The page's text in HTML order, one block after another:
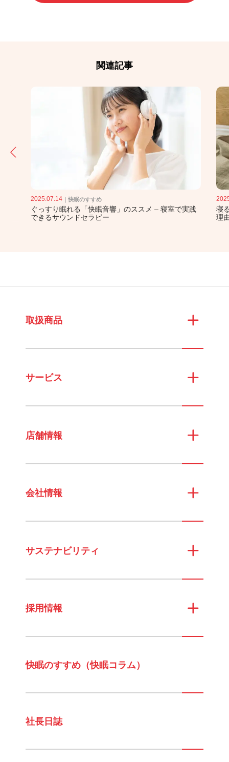
関連記事
2025.07.14｜快眠のすすめ
ぐっすり眠れる「快眠音響」のススメ – 寝室で実践
できるサウンドセラピー
寝
理
取扱商品
サービス
店舗情報
会社情報
サステナビリティ
採用情報
快眠のすすめ（快眠コラム）
社長日誌